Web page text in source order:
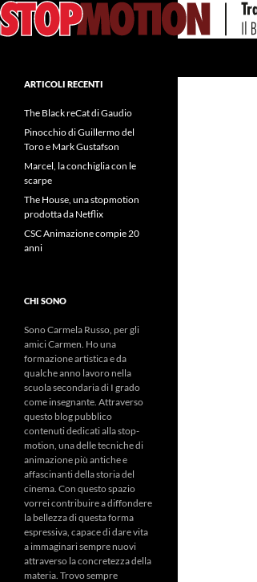
Vai
al
ARTICOLI RECENTI
The Black reCat di Gaudio
Pinocchio di Guillermo del
Toro e Mark Gustafson
Marcel, la conchiglia con le
scarpe
The House, una stopmotion
prodotta da Netflix
CSC Animazione compie 20
anni
CHI SONO
Sono Carmela Russo, per gli
amici Carmen. Ho una
formazione artistica e da
qualche anno lavoro nella
scuola secondaria di I grado
come insegnante. Attraverso
questo blog pubblico
contenuti dedicati alla stop-
motion, una delle tecniche di
animazione più antiche e
affascinanti della storia del
cinema. Con questo spazio
vorrei contribuire a diffondere
la bellezza di questa forma
espressiva, capace di dare vita
a immaginari sempre nuovi
attraverso la concretezza della
materia. Trovo sempre